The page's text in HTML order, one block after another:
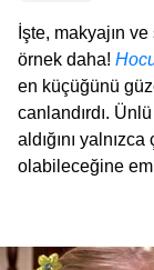
İşte, makyajın
örnek daha!
en küçüğünü
canlandırdı.
aldığını
olabileceğine